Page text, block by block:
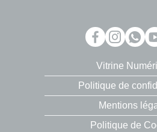
Vitrine
Politique de
Mentions
Politique de